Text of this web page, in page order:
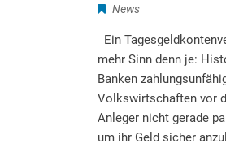
News
Ein
mehr Sinn denn je:
Banken
Volkswirtschaften vor
Anleger nicht gerade
um ihr Geld sicher